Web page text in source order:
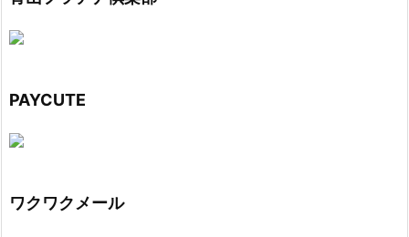
PAYCUTE
ワクワクメール